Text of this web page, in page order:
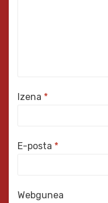
Izena *
E-posta *
Webgunea